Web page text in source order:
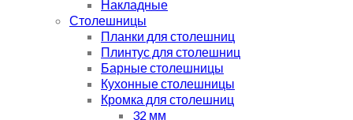
Накладные
Столешницы
Планки для столешниц
Плинтус для столешниц
Барные столешницы
Кухонные столешницы
Кромка для столешниц
32 мм